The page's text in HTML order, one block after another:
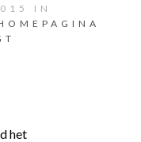
IN
het